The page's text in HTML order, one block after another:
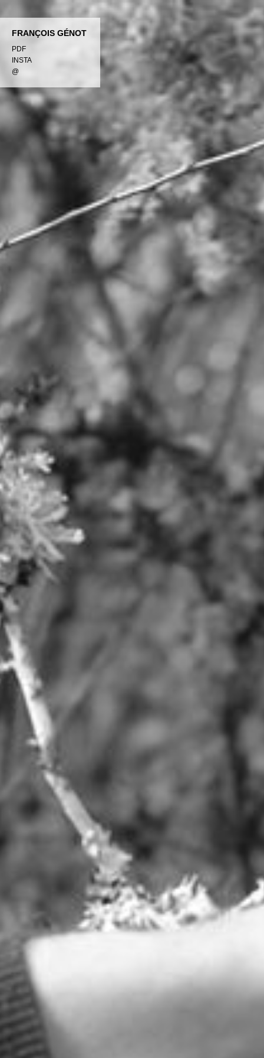
FRANÇOIS GÉNOT
PDF
INSTA
@